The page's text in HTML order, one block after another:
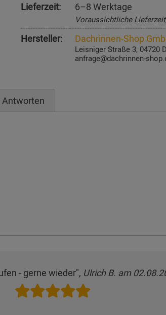
Lieferzeit:
6–8 Werktage
Voraussichtliche
Hersteller: Dachrinnen-Shop
Leisniger Straße 3, 04720
anfrage@dachrinnen-
Antworten
- gerne wieder", Ulrich B. am